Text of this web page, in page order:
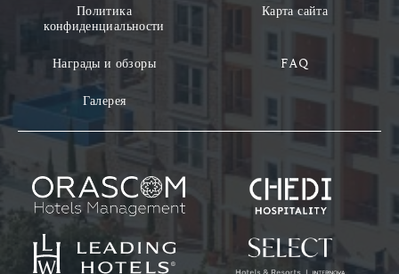
Политика
конфиденциальности
Карта сайта
Награды и обзоры
FAQ
Галерея